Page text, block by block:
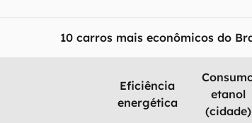
10 carros mais econômicos do
Eficiência
energética
etanol
(cidade)